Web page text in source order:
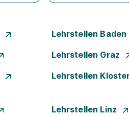
Lehrstellen Baden
Lehrstellen Graz
Lehrstellen
Lehrstellen Linz